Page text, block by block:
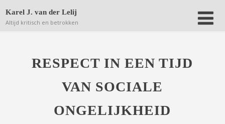
Karel J. van der Lelij
Altijd kritisch en betrokken
RESPECT IN EEN TIJD
VAN SOCIALE
ONGELIJKHEID
jouw computer om achteraf anonieme bezoekersaantallen
terug te kunnen vinden.